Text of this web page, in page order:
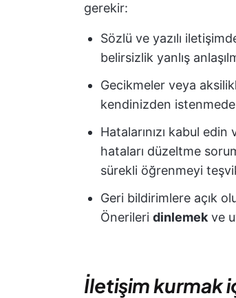
gerekir:
Sözlü ve yazılı
belirsizlik yanlış
Gecikmeler veya
kendinizden
Hatalarınızı kabul
hataları düzeltme
sürekli öğrenmeyi
Geri bildirimlere açık
Önerileri dinlemek ve
İletişim kurmak